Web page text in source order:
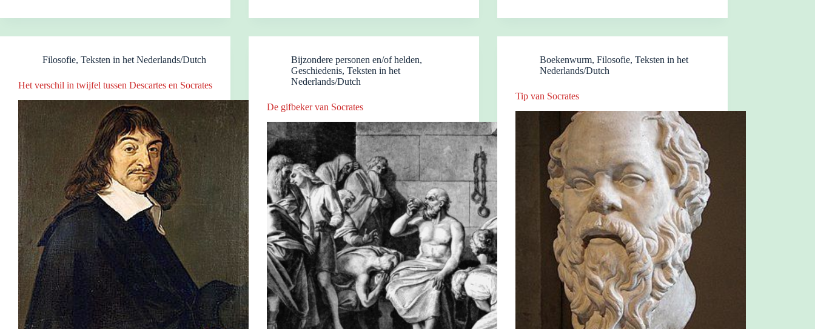
Filosofie, Teksten in het Nederlands/Dutch
Het verschil in twijfel tussen Descartes en Socrates
Bijzondere personen en/of helden,
Geschiedenis, Teksten in het
Nederlands/Dutch
De gifbeker van Socrates
Boekenwurm, Filosofie, Teksten in het
Nederlands/Dutch
Tip van Socrates